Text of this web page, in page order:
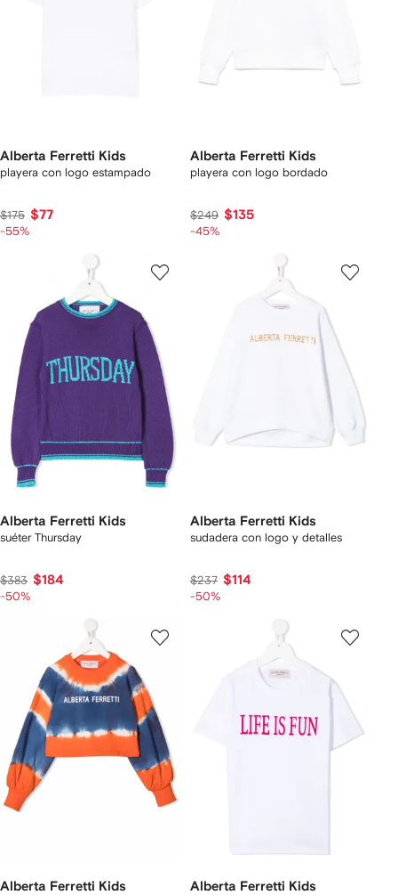
Alberta Ferretti Kids
playera con logo estampado
$175 $77
-55%
Alberta Ferretti Kids
playera con logo bordado
$249 $135
-45%
Alberta Ferretti Kids
suéter Thursday
$383 $184
-50%
Alberta Ferretti Kids
sudadera con logo y detalles
$237 $114
-50%
Alberta Ferretti Kids Alberta Ferretti Kids